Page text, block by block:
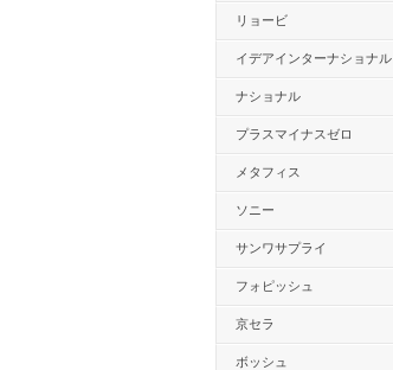
リョービ
イデアインターナショナル
ナショナル
プラスマイナスゼロ
メタフィス
ソニー
サンワサプライ
フォピッシュ
京セラ
ボッシュ